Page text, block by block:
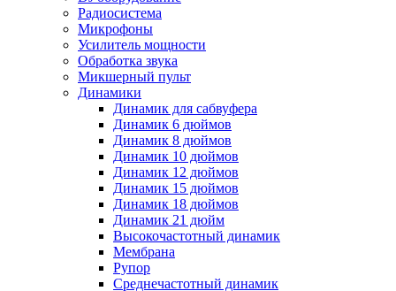
Радиосистема
Микрофоны
Усилитель мощности
Обработка звука
Микшерный пульт
Динамики
Динамик для сабвуфера
Динамик 6 дюймов
Динамик 8 дюймов
Динамик 10 дюймов
Динамик 12 дюймов
Динамик 15 дюймов
Динамик 18 дюймов
Динамик 21 дюйм
Высокочастотный динамик
Мембрана
Рупор
Среднечастотный динамик